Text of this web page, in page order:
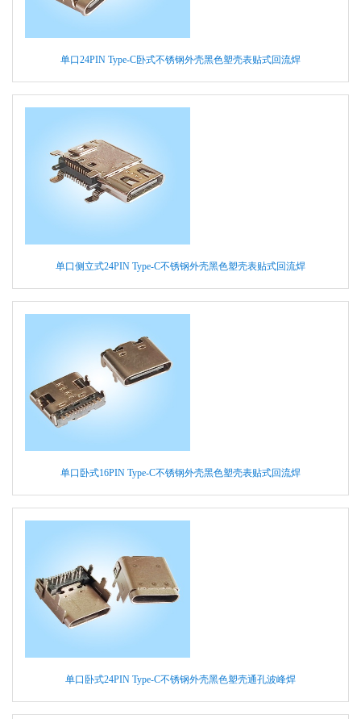
单口24PIN Type-C卧式不锈钢外壳黑色塑壳表贴式回流焊
单口侧立式24PIN Type-C不锈钢外壳黑色塑壳表贴式回流焊
单口卧式16PIN Type-C不锈钢外壳黑色塑壳表贴式回流焊
单口卧式24PIN Type-C不锈钢外壳黑色塑壳通孔波峰焊